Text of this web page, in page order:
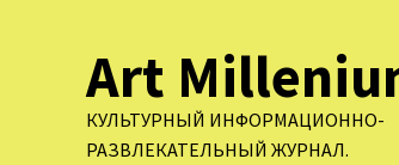
содержимомуArt
КУЛЬТУРНЫЙ ИНФОРМАЦИОННО-
РАЗВЛЕКАТЕЛЬНЫЙ ЖУРНАЛ.